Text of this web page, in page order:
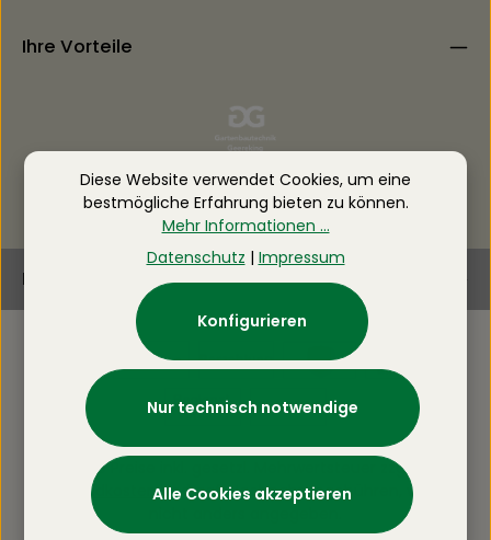
Ihre Vorteile
Newsletter
Alle Preise inkl. gesetzl. Mehrwertsteuer zzgl.
Versandkostenund ggf. Nachnahmegebühren, wenn
Diese Website verwendet Cookies, um eine
bestmögliche Erfahrung bieten zu können.
Mehr Informationen ...
Datenschutz | Impressum
Nur technisch notwendige
Konfigurieren
Alle Cookies akzeptieren